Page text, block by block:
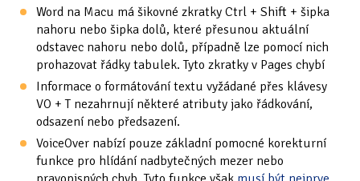
Word na Macu má šikovné zkratky Ctrl + Shift + šipka
nahoru nebo šipka dolů, které přesunou aktuální
odstavec nahoru nebo dolů, případně lze pomocí nich
prohazovat řádky tabulek. Tyto zkratky v Pages chybí
Informace o formátování textu vyžádané přes klávesy
VO + T nezahrnují některé atributy jako řádkování,
odsazení nebo předsazení.
VoiceOver nabízí pouze základní pomocné korekturní
funkce pro hlídání nadbytečných mezer nebo